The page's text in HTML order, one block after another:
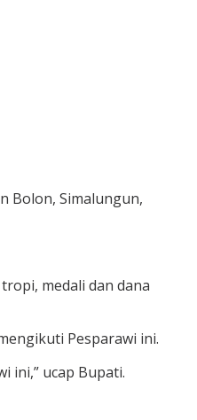
Bolon, Simalungun,
medali dan dana
Pesparawi ini.
ini,” ucap Bupati.